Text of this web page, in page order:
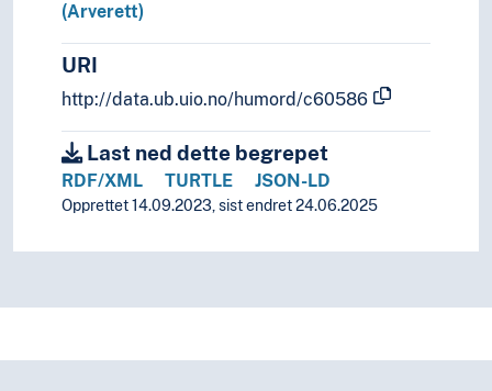
(Arverett)
URI
http://data.ub.uio.no/humord/c60586
Last ned dette begrepet
RDF/XML TURTLE JSON-LD
Opprettet 14.09.2023, sist endret 24.06.2025